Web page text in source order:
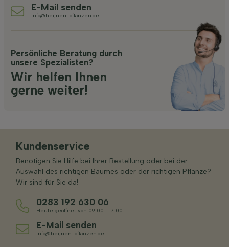
E-Mail senden
info@heijnen-pflanzen.de
Persönliche Beratung durch
unsere Spezialisten?
Wir helfen Ihnen
gerne weiter!
Kundenservice
Benötigen Sie Hilfe bei Ihrer Bestellung oder bei der
Auswahl des richtigen Baumes oder der richtigen Pflanze?
Wir sind für Sie da!
0283 192 630 06
Heute geöffnet von 09:00 - 17:00
E-Mail senden
info@heijnen-pflanzen.de